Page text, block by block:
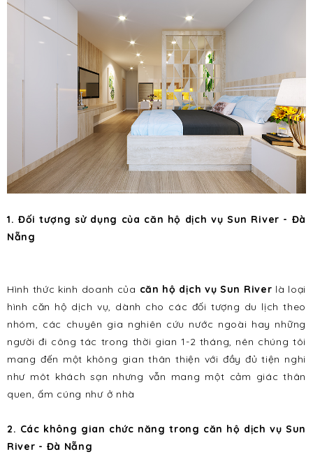
1. Đối tượng sử dụng của căn hộ dịch vụ Sun River - Đà
Nẵng
Hình thức kinh doanh của căn hộ dịch vụ Sun River là loại
hình căn hộ dịch vụ, dành cho các đối tượng du lịch theo
nhóm, các chuyên gia nghiên cứu nước ngoài hay những
người đi công tác trong thời gian 1-2 tháng, nên chúng tôi
mang đến một không gian thân thiện với đầy đủ tiện nghi
như môt khách sạn nhưng vẫn mang một cảm giác thân
quen, ấm cúng như ở nhà
2. Các không gian chức năng trong căn hộ dịch vụ Sun
River - Đà Nẵng